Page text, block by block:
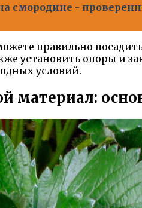
на смородине -
правильно
установить опоры
условий.
материал: